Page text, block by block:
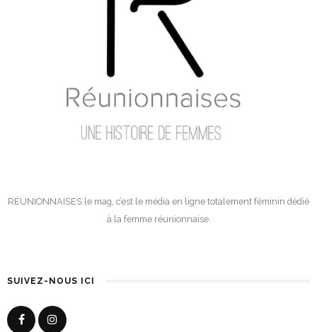
RÉUNIONNAISES le mag, c’est le média en ligne totalement féminin dédié
à la femme réunionnaise.
SUIVEZ-NOUS ICI